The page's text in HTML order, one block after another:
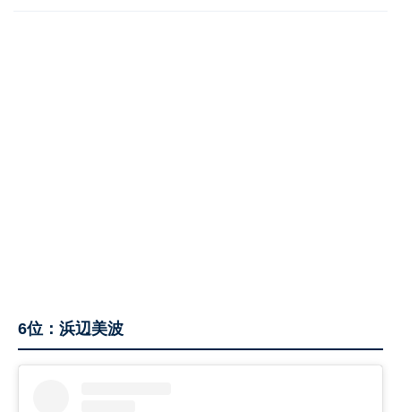
6位：浜辺美波